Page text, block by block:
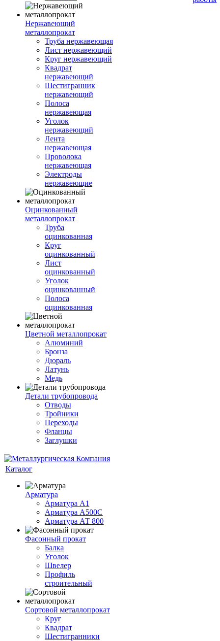
Нержавеющий
металлопрокат
Труба нержавеющая
Лист нержавеющий
Круг нержавеющий
Квадрат
нержавеющий
Шестигранник
нержавеющий
Полоса
нержавеющая
Уголок
нержавеющий
Лента
нержавеющая
Проволока
нержавеющая
Электроды
нержавеющие
Оцинкованный
металлопрокат
Труба
оцинкованная
Круг
оцинкованный
Лист
оцинкованный
Уголок
оцинкованный
Полоса
оцинкованная
Цветной металлопрокат
Алюминий
Бронза
Дюраль
Латунь
Медь
Детали трубопровода
Отводы
Тройники
Переходы
Фланцы
Заглушки
Каталог
Арматура
Арматура А1
Арматура А500С
Арматура АТ 800
Фасонный прокат
Балка
Уголок
Швелер
Профиль
строительный
Сортовой металлопрокат
Круг
Квадрат
Шестигранники